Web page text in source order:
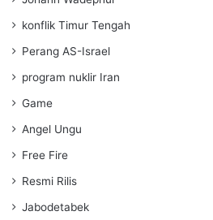
konflik Timur Tengah
Perang AS-Israel
program nuklir Iran
Game
Angel Ungu
Free Fire
Resmi Rilis
Jabodetabek